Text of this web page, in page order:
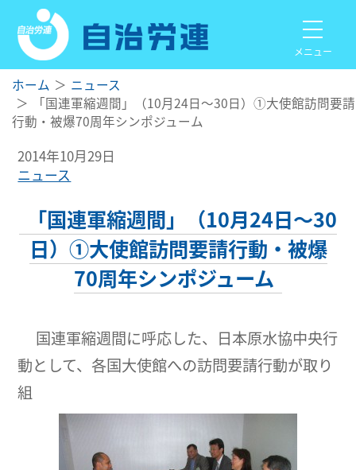
メニュー
ホーム
ニュース
「国連軍縮週間」（10月24日～30日）①大使館訪問要請
行動・被爆70周年シンポジューム
2014年10月29日
ニュース
「国連軍縮週間」（10月24日～30
日）①大使館訪問要請行動・被爆
70周年シンポジューム
国連軍縮週間に呼応した、日本原水協中央行
動として、各国大使館への訪問要請行動が取り
組